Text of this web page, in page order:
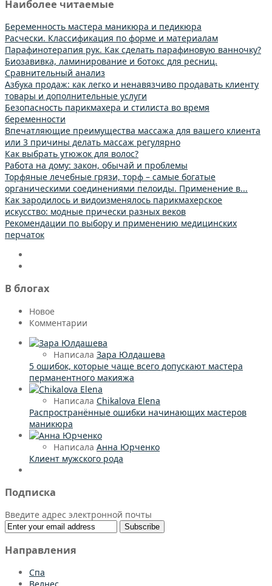
Наиболее читаемые
Беременность мастера маникюра и педикюра
Расчески. Классификация по форме и материалам
Парафинотерапия рук. Как сделать парафиновую ванночку?
Биозавивка, ламинирование и ботокс для ресниц.
Сравнительный анализ
Азбука продаж: как легко и ненавязчиво продавать клиенту
товары и дополнительные услуги
Безопасность парикмахера и стилиста во время
беременности
Впечатляющие преимущества массажа для вашего клиента
или 3 причины делать массаж регулярно
Как выбрать утюжок для волос?
Работа на дому: закон, обычай и проблемы
Торфяные лечебные грязи, торф – самые богатые
органическими соединениями пелоиды. Применение в...
Как зародилось и видоизменялось парикмахерское
искусство: модные прически разных веков
Рекомендации по выбору и применению медицинских
перчаток
В блогах
Новое
Комментарии
Написала Зара Юлдашева
5 ошибок, которые чаще всего допускают мастера
перманентного макияжа
Написала Chikalova Elena
Распространённые ошибки начинающих мастеров
маникюра
Написала Анна Юрченко
Клиент мужского рода
Подписка
Введите адрес электронной почты
Направления
Спа